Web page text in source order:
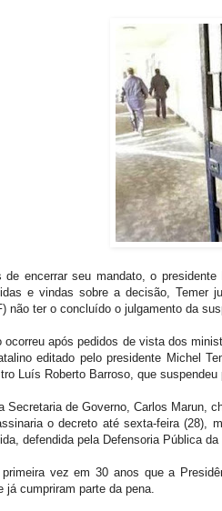
de encerrar seu mandato, o
e vindas sobre a decisão, Temer
não ter o concluído o julgamento da
ocorreu após pedidos de vista dos
editado pelo presidente Michel
Luís Roberto Barroso, que
Secretaria de Governo, Carlos Marun,
o decreto até sexta-feira (28),
defendida pela Defensoria Pública da
vez em 30 anos que a
já cumpriram parte da pena.